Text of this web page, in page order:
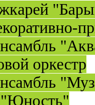
оркестр
"Юность"